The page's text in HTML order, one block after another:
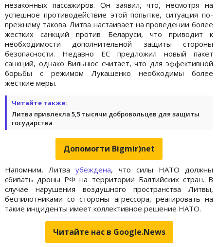
незаконных пассажиров. Он заявил, что, несмотря на
успешное противодействие этой попытке, ситуация по-
прежнему такова. Литва настаивает на проведении более
жестких санкций против Беларуси, что приводит к
необходимости дополнительной защиты стороны
безопасности. Недавно ЕС предложил новый пакет
санкций, однако Вильнюс считает, что для эффективной
борьбы с режимом Лукашенко необходимы более
жесткие меры.
Читайте также:
Литва привлекла 5,5 тысячи добровольцев для защиты
государства
Допомогти Bigmir)net
Напомним, Литваубеждена, что силы НАТО должны
сбивать дроны РФ на территории Балтийских стран. В
случае нарушения воздушного пространства Литвы,
беспилотниками со стороны агрессора, реагировать на
такие инциденты имеет коллективное решение НАТО.
Читайте нас в Google.News